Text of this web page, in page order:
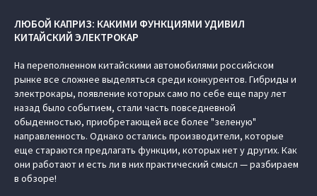
ЛЮБОЙ КАПРИЗ: КАКИМИ ФУНКЦИЯМИ УДИВИЛ
КИТАЙСКИЙ ЭЛЕКТРОКАР
На переполненном китайскими автомобилями российском
рынке все сложнее выделяться среди конкурентов. Гибриды и
электрокары, появление которых само по себе еще пару лет
назад было событием, стали часть повседневной
обыденностью, приобретающей все более "зеленую"
направленность. Однако остались производители, которые
еще стараются предлагать функции, которых нет у других. Как
они работают и есть ли в них практический смысл — разбираем
в обзоре!